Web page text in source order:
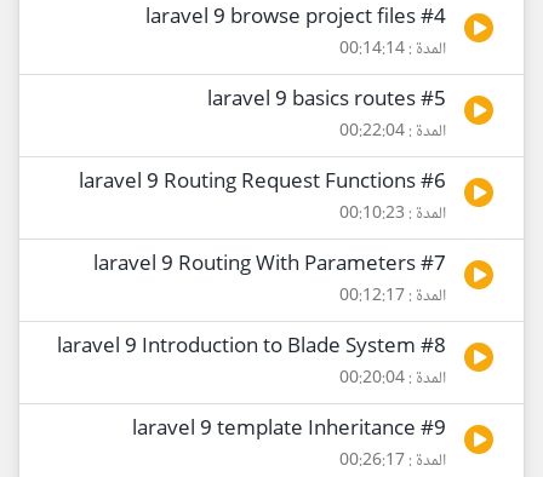
#4 laravel 9 browse project files
المدة : 00:14:14
#5 laravel 9 basics routes
المدة : 00:22:04
#6 laravel 9 Routing Request Functions
المدة : 00:10:23
#7 laravel 9 Routing With Parameters
المدة : 00:12:17
#8 laravel 9 Introduction to Blade System
المدة : 00:20:04
#9 laravel 9 template Inheritance
المدة : 00:26:17